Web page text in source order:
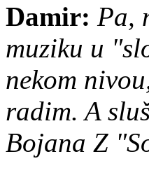
Damir: Pa,
muziku u
nekom
radim. A
Bojana Z